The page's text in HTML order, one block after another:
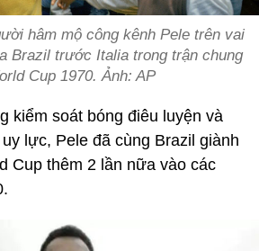
hâm mộ công kênh Pele trên vai
Brazil trước Italia trong trận chung
Cup 1970. Ảnh: AP
kiểm soát bóng điêu luyện và
lực, Pele đã cùng Brazil giành
Cup thêm 2 lần nữa vào các